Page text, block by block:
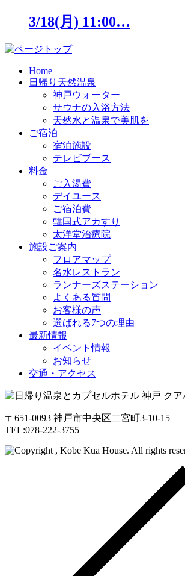
3/18(月) 11:00…
Home
日帰り天然温泉
神戸ウォーター
サウナの入浴方法
天然水と温泉で美肌を
ご宿泊
宿泊施設
テレビブース
料金
ご入湯費
デイユース
ご宿泊費
韓国式アカすり
太洋堂治療院
施設ご案内
フロアマップ
名水レストラン
ランナーズステーション
よくある質問
お客様の声
選ばれる7つの理由
最新情報
イベント情報
お知らせ
交通・アクセス
〒651-0093 神戸市中央区二宮町3-10-15
TEL:078-222-3755